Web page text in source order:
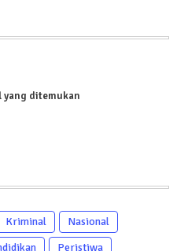
yang ditemukan
Kriminal
Nasional
Peristiwa